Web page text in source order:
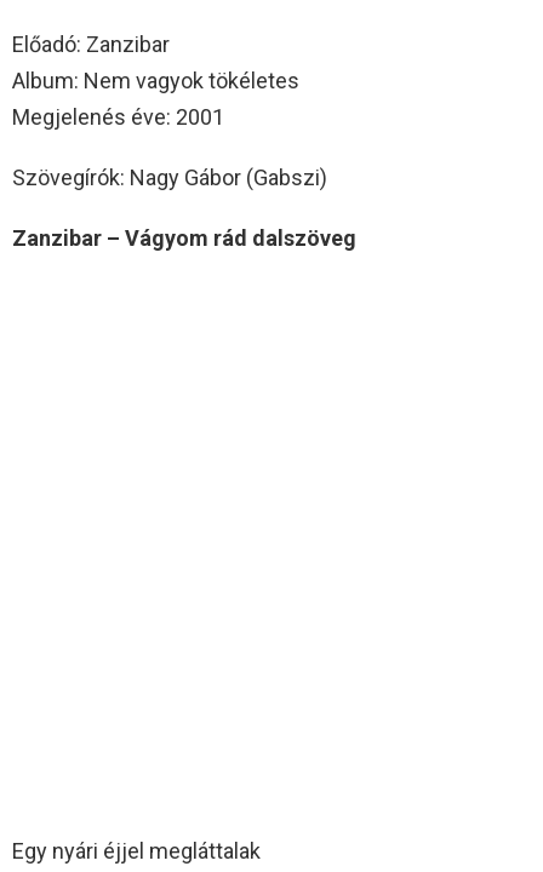
Előadó: Zanzibar
Album: Nem vagyok tökéletes
Megjelenés éve: 2001
Szövegírók: Nagy Gábor (Gabszi)
Zanzibar – Vágyom rád dalszöveg
Egy nyári éjjel megláttalak